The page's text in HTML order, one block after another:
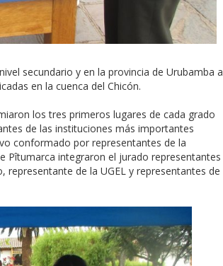
secundario y en la provincia de Urubamba a
en la cuenca del Chicón.
los tres primeros lugares de cada grado
de las instituciones más importantes
conformado por representantes de la
Pîtumarca integraron el jurado representantes
de la UGEL y representantes de